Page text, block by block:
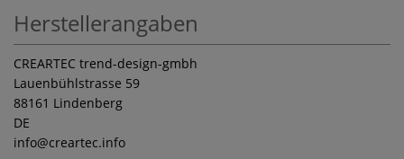
Herstellerangaben
CREARTEC trend-design-gmbh
Lauenbühlstrasse 59
88161 Lindenberg
DE
info@creartec.info